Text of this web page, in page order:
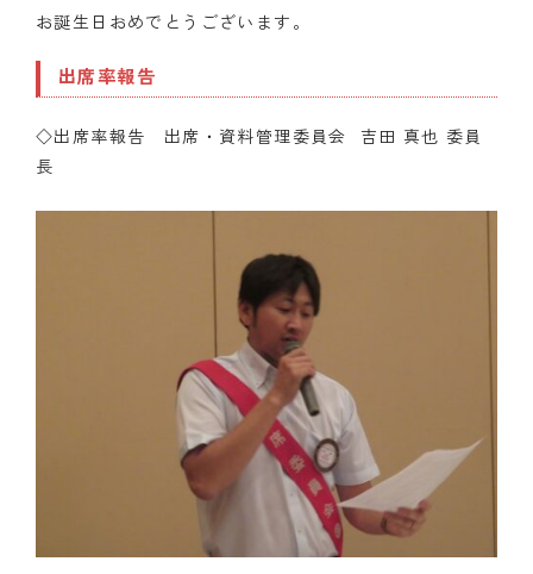
お誕生日おめでとうございます。
出席率報告
◇出席率報告 出席・資料管理委員会 吉田 真也 委員
長